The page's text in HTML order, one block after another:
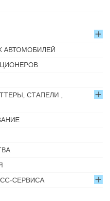
АВТОМОБИЛЕЙ
СТАПЕЛИ ,
СЕРВИСА